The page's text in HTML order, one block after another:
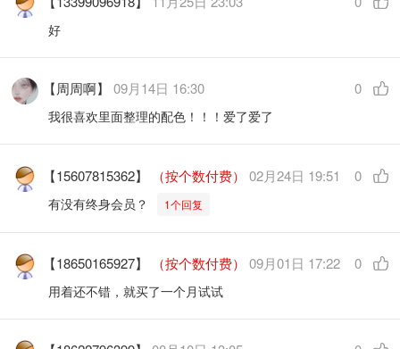
好
【周周啊】09月14日 16:30 0
我很喜欢里面整理的配色！！！爱了爱了
【15607815362】 （按个数付费） 02月24日 19:51 0
有没有终身会员？ 1个回复
【18650165927】 （按个数付费） 09月01日 17:22 0
用着还不错，就买了一个月试试